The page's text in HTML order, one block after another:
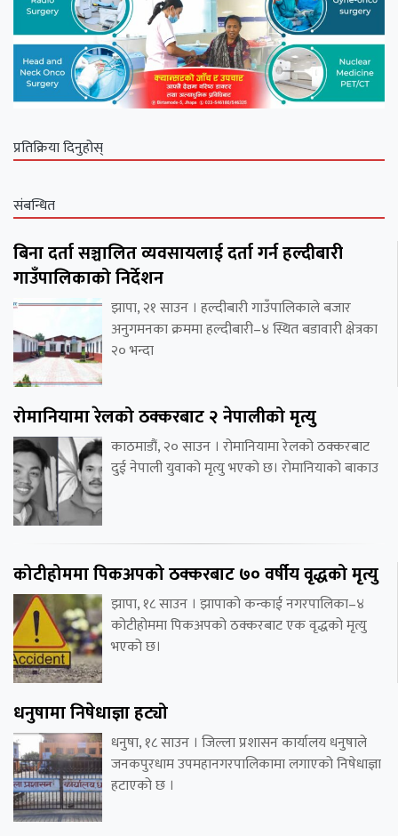
प्रतिक्रिया दिनुहोस्
संबन्धित
बिना दर्ता सञ्चालित व्यवसायलाई दर्ता गर्न हल्दीबारी
गाउँपालिकाको निर्देशन
झापा, २१ साउन । हल्दीबारी गाउँपालिकाले बजार
अनुगमनका क्रममा हल्दीबारी–४ स्थित बडावारी क्षेत्रका
२० भन्दा
रोमानियामा रेलको ठक्करबाट २ नेपालीको मृत्यु
काठमाडौं, २० साउन । रोमानियामा रेलको ठक्करबाट
दुई नेपाली युवाको मृत्यु भएको छ। रोमानियाको बाकाउ
कोटीहोममा पिकअपको ठक्करबाट ७० वर्षीय वृद्धको मृत्यु
झापा, १८ साउन । झापाको कन्काई नगरपालिका–४
कोटीहोममा पिकअपको ठक्करबाट एक वृद्धको मृत्यु
भएको छ।
धनुषामा निषेधाज्ञा हट्यो
धनुषा, १८ साउन । जिल्ला प्रशासन कार्यालय धनुषाले
जनकपुरधाम उपमहानगरपालिकामा लगाएको निषेधाज्ञा
हटाएको छ ।